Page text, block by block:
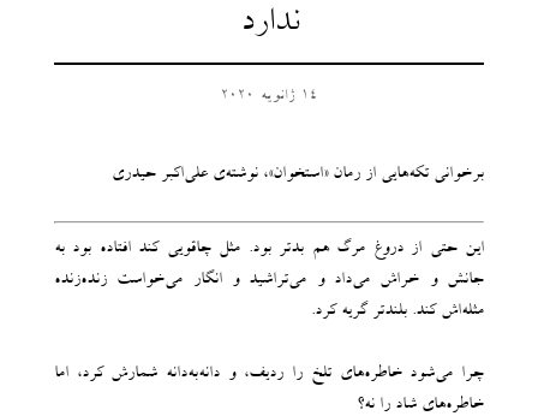
ندارد
14 ژانویه 2020
بر‌خوانی تکه‌هایی از رمان «استخوان»، نوشته‌ی علی‌اکبر حیدری
این حتی از دروغ مرگ هم بدتر بود. مثل چاقویی کند افتاده بود به
جانش و خراش می‌داد و می‌تراشید و انگار می‌خواست زنده‌‌زنده
مثله‌اش کند. بلندتر گریه کرد.
چرا می‌شود خاطره‌های تلخ را ردیف، و دانه‌به‌دانه شمارش کرد، اما
خاطره‌های شاد را نه؟